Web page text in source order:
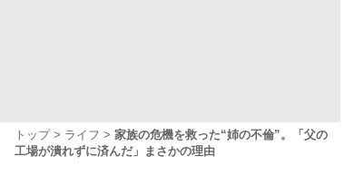
トップ ライフ
家族の危機を救った“姉の不倫”。「父の
工場が潰れずに済んだ」まさかの理由